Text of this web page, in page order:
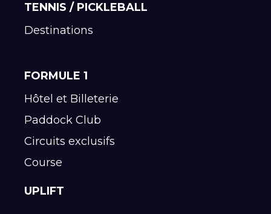
TENNIS / PICKLEBALL
Destinations
FORMULE 1
Hôtel et Billeterie
Paddock Club
Circuits exclusifs
Course
UPLIFT